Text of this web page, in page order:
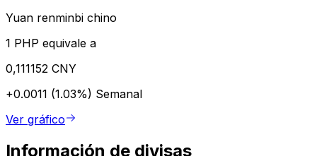
Yuan renminbi chino
1 PHP equivale a
0,111152 CNY
+0.0011 (1.03%) Semanal
Ver gráfico
Información de divisas